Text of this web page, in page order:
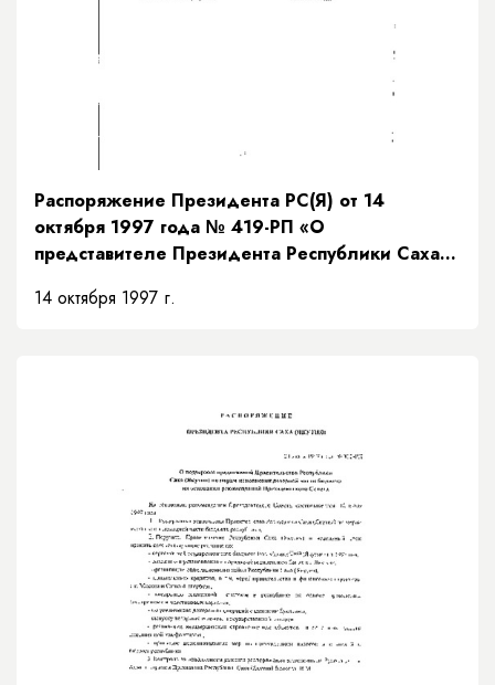
Распоряжение Президента РС(Я) от 14
октября 1997 года № 419-РП «О
представителе Президента Республики Саха
14 октября 1997 г.